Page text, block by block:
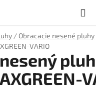
/ Obracacie nesené pluhy
VARIO
pluh